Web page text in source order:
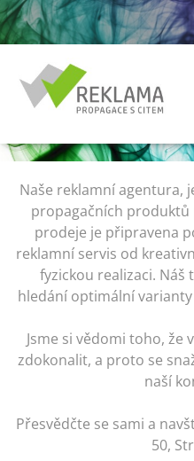
Naše reklamní agentura,
propagačních
prodeje je připravena
reklamní servis od
fyzickou realizaci. Náš
hledání optimální
Jsme si vědomi toho, že
zdokonalit, a proto se
naší
Přesvědčte se sami a
50,